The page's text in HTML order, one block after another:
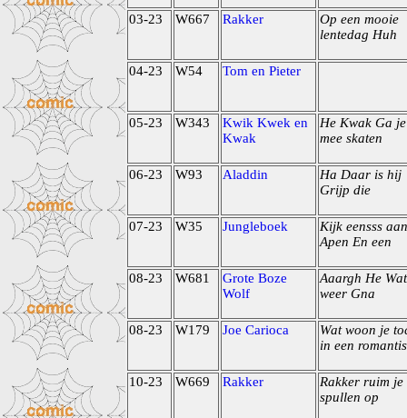
03-23 W667 Rakker
Op een mooie
lentedag Huh
04-23 W54 Tom en Pieter
05-23 W343
Kwik Kwek en
Kwak
He Kwak Ga je
mee skaten
06-23 W93 Aladdin
Ha Daar is hij
Grijp die
07-23 W35 Jungleboek
Kijk eensss aan
Apen En een
08-23 W681
Grote Boze
Wolf
Aaargh He
weer Gna
08-23 W179 Joe Carioca
Wat woon je
in een
10-23 W669 Rakker
Rakker ruim je
spullen op